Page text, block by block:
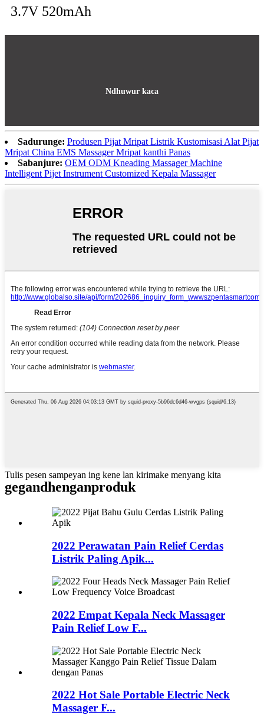
3.7V 520mAh
Ndhuwur kaca
Sadurunge: Produsen Pijat Mripat Listrik Kustomisasi Alat Pijat
Mripat China EMS Massager Mripat kanthi Panas
Sabanjure: OEM ODM Kneading Massager Machine
Intelligent Pijet Instrument Customized Kepala Massager
Tulis pesen sampeyan ing kene lan kirimake menyang kita
gegandhenganproduk
2022 Perawatan Pain Relief Cerdas
Listrik Paling Apik...
2022 Empat Kepala Neck Massager
Pain Relief Low F...
2022 Hot Sale Portable Electric Neck
Massager F...